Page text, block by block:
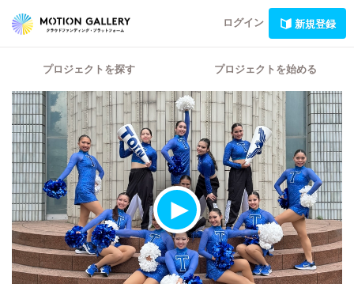
ログイン 新規登録
プロジェクトを探す プロジェクトを始める